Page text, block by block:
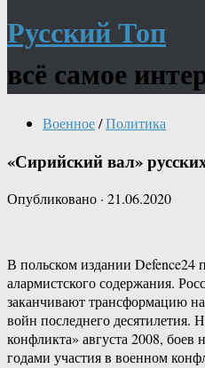
Русский Топ
всё самое
Военное/Политика
«Сирийский вал»
Опубликовано · 21.06.2020
В польском издании Defence24
алармистского содержания.
заканчивают трансформацию
войн последнего десятилетия.
конфликта» августа 2008, боев
годами участия в военном